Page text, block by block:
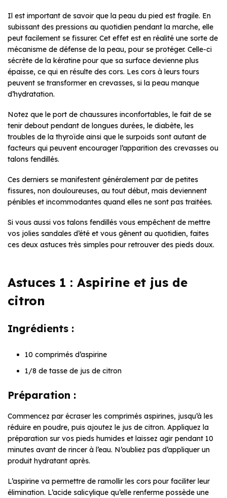
Il est important de savoir que la peau du pied est fragile. En
subissant des pressions au quotidien pendant la marche, elle
peut facilement se fissurer. Cet effet est en réalité une sorte de
mécanisme de défense de la peau, pour se protéger. Celle-ci
sécrète de la kératine pour que sa surface devienne plus
épaisse, ce qui en résulte des cors. Les cors à leurs tours
peuvent se transformer en crevasses, si la peau manque
d’hydratation.
Notez que le port de chaussures inconfortables, le fait de se
tenir debout pendant de longues durées, le diabète, les
troubles de la thyroïde ainsi que le surpoids sont autant de
facteurs qui peuvent encourager l’apparition des crevasses ou
talons fendillés.
Ces derniers se manifestent généralement par de petites
fissures, non douloureuses, au tout début, mais deviennent
pénibles et incommodantes quand elles ne sont pas traitées.
Si vous aussi vos talons fendillés vous empêchent de mettre
vos jolies sandales d’été et vous gênent au quotidien, faites
ces deux astuces très simples pour retrouver des pieds doux.
Astuces 1 : Aspirine et jus de
citron
Ingrédients :
10 comprimés d’aspirine
1/8 de tasse de jus de citron
Préparation :
Commencez par écraser les comprimés aspirines, jusqu’à les
réduire en poudre, puis ajoutez le jus de citron. Appliquez la
préparation sur vos pieds humides et laissez agir pendant 10
minutes avant de rincer à l’eau. N’oubliez pas d’appliquer un
produit hydratant après.
L’aspirine va permettre de ramollir les cors pour faciliter leur
élimination. L’acide salicylique qu’elle renferme possède une